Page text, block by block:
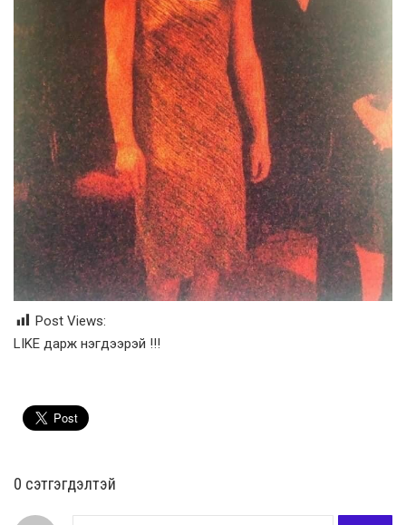
Post Views:
LIKE дарж нэгдээрэй !!!
0 cэтгэгдэлтэй